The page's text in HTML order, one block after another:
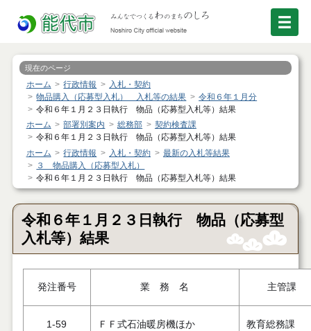
現在のページ
ホーム 行政情報
入札・契約
物品購入（応募型入札） 入札等の結果
令和６年１月分
令和６年１月２３日執行 物品（応募型入札等）結果
ホーム
部署別案内 総務部
契約検査課
令和６年１月２３日執行 物品（応募型入札等）結果
ホーム
行政情報 入札・契約
最新の入札等結果
３ 物品購入（応募型入札）
令和６年１月２３日執行 物品（応募型入札等）結果
令和６年１月２３日執行 物品（応募型
入札等）結果
発注番号 業 務 名 主管課
1-59 ＦＦ式石油暖房機ほか 教育総務課